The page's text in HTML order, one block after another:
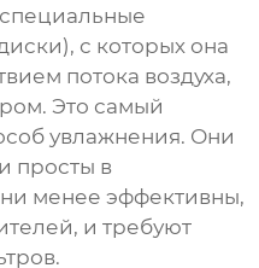
с которых она
потока воздуха,
Это самый
увлажнения. Они
просты в
менее эффективны,
и требуют